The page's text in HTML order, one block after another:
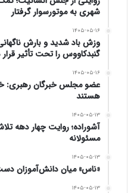
شهری به موتورسوار گرفتار
۱۴۰۵-۰۵-۱۶
وزش باد شدید و بارش
گنبدکاووس را تحت تأثیر قرار
۱۴۰۵-۰۵-۱۶
عضو مجلس خبرگان رهبری:
هستند
۱۴۰۵-۰۵-۱۳
آشوراده؛ روایت چهار دهه
مسئولانه
۱۴۰۵-۰۵-۱۳
«ناس» میان دانش‌آموزان
۱۴۰۵-۰۵-۱۳